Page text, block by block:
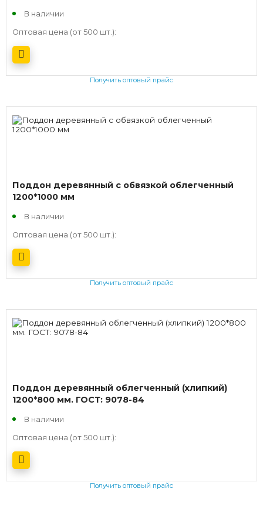
В наличии
Оптовая цена (от 500 шт.):
Получить оптовый прайс
Поддон деревянный с обвязкой облегченный
1200*1000 мм
В наличии
Оптовая цена (от 500 шт.):
Получить оптовый прайс
Поддон деревянный облегченный (хлипкий)
1200*800 мм. ГОСТ: 9078-84
В наличии
Оптовая цена (от 500 шт.):
Получить оптовый прайс